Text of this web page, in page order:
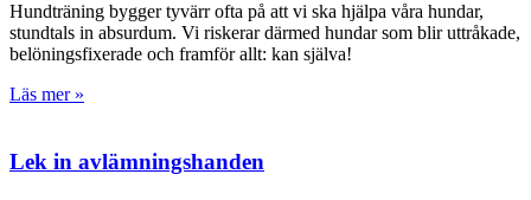
Hundträning bygger tyvärr ofta på att vi ska hjälpa våra hundar,
stundtals in absurdum. Vi riskerar därmed hundar som blir uttråkade,
belöningsfixerade och framför allt: kan själva!
Läs mer »
Lek in avlämningshanden